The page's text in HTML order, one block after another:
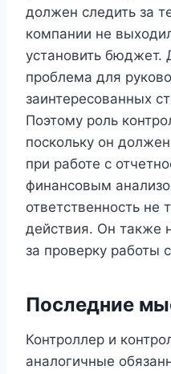
должен следить за
компании не
установить
проблема для
заинтересованных
Поэтому роль
поскольку он
при работе с
финансовым
ответственность не
действия. Он также
за проверку работы
Последние
Контроллер и
аналогичные